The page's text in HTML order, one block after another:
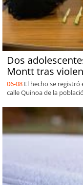
Dos
Montt tras
06-08 El hecho se
calle Quinoa de la